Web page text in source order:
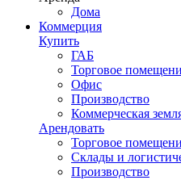
Дома
Коммерция
Купить
ГАБ
Торговое
Офис
Производство
Коммерческая
Арендовать
Торговое
Склады и
Производство